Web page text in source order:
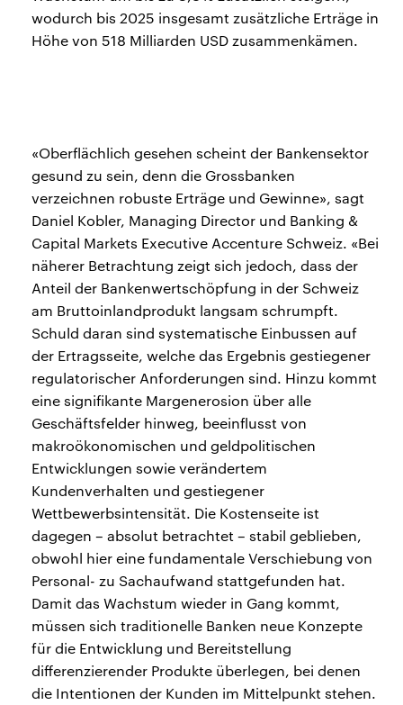
wodurch bis 2025 insgesamt zusätzliche Erträge in
Höhe von 518 Milliarden USD zusammenkämen.
«Oberflächlich gesehen scheint der Bankensektor
gesund zu sein, denn die Grossbanken
verzeichnen robuste Erträge und Gewinne», sagt
Daniel Kobler, Managing Director und Banking &
Capital Markets Executive Accenture Schweiz. «Bei
näherer Betrachtung zeigt sich jedoch, dass der
Anteil der Bankenwertschöpfung in der Schweiz
am Bruttoinlandprodukt langsam schrumpft.
Schuld daran sind systematische Einbussen auf
der Ertragsseite, welche das Ergebnis gestiegener
regulatorischer Anforderungen sind. Hinzu kommt
eine signifikante Margenerosion über alle
Geschäftsfelder hinweg, beeinflusst von
makroökonomischen und geldpolitischen
Entwicklungen sowie verändertem
Kundenverhalten und gestiegener
Wettbewerbsintensität. Die Kostenseite ist
dagegen – absolut betrachtet – stabil geblieben,
obwohl hier eine fundamentale Verschiebung von
Personal- zu Sachaufwand stattgefunden hat.
Damit das Wachstum wieder in Gang kommt,
müssen sich traditionelle Banken neue Konzepte
für die Entwicklung und Bereitstellung
differenzierender Produkte überlegen, bei denen
die Intentionen der Kunden im Mittelpunkt stehen.